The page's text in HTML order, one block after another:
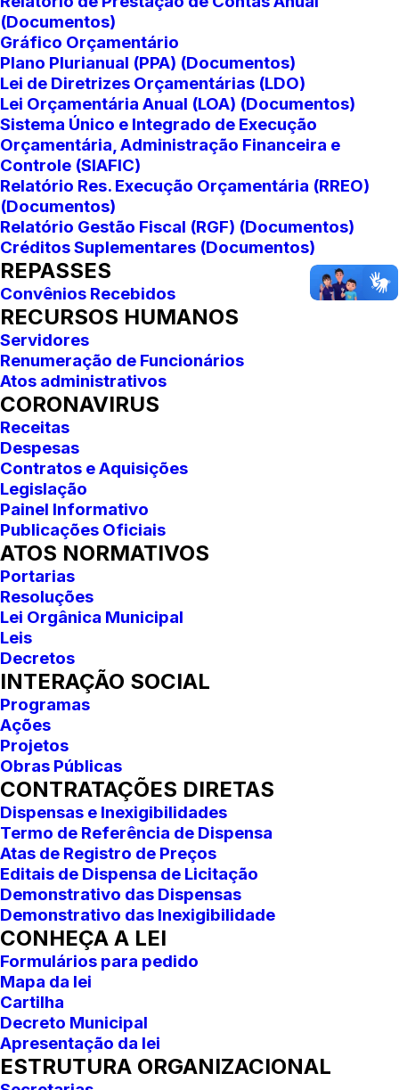
(Documentos)
Gráfico Orçamentário
Plano Plurianual (PPA) (Documentos)
Lei de Diretrizes Orçamentárias (LDO)
Lei Orçamentária Anual (LOA) (Documentos)
Sistema Único e Integrado de Execução
Orçamentária, Administração Financeira e
Controle (SIAFIC)
Relatório Res. Execução Orçamentária (RREO)
(Documentos)
Relatório Gestão Fiscal (RGF) (Documentos)
Créditos Suplementares (Documentos)
REPASSES
Convênios Recebidos
RECURSOS HUMANOS
Servidores
Renumeração de Funcionários
Atos administrativos
CORONAVIRUS
Receitas
Despesas
Contratos e Aquisições
Legislação
Painel Informativo
Publicações Oficiais
ATOS NORMATIVOS
Portarias
Resoluções
Lei Orgânica Municipal
Leis
Decretos
INTERAÇÃO SOCIAL
Programas
Ações
Projetos
Obras Públicas
CONTRATAÇÕES DIRETAS
Dispensas e Inexigibilidades
Termo de Referência de Dispensa
Atas de Registro de Preços
Editais de Dispensa de Licitação
Demonstrativo das Dispensas
Demonstrativo das Inexigibilidade
CONHEÇA A LEI
Formulários para pedido
Mapa da lei
Cartilha
Decreto Municipal
Apresentação da lei
ESTRUTURA ORGANIZACIONAL